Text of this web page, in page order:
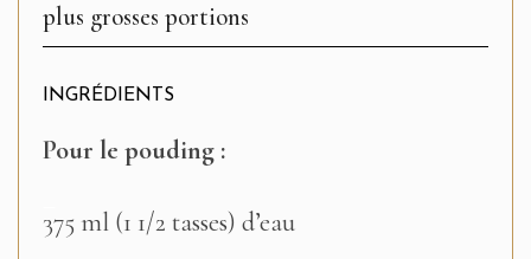
plus grosses portions
INGRÉDIENTS
Pour le pouding :
375 ml (1 1/2 tasses) d’eau